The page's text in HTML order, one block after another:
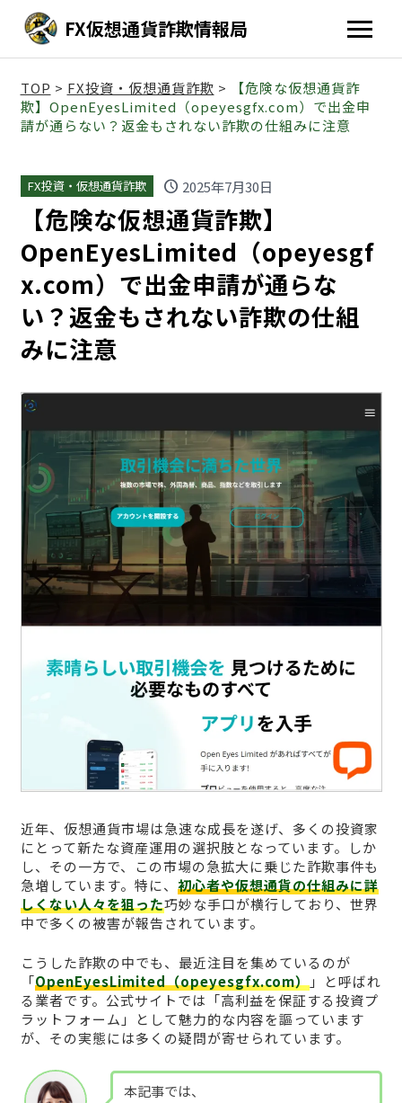
FX仮想通貨詐欺情報局
TOP > FX投資・仮想通貨詐欺 >
【危険な仮想通貨詐
欺】OpenEyesLimited（opeyesgfx.com）で出金申
請が通らない？返金もされない詐欺の仕組みに注意
FX投資・仮想通貨詐欺 schedule 2025年7月30日
【危険な仮想通貨詐欺】
OpenEyesLimited（opeyesgf
x.com）で出金申請が通らな
い？返金もされない詐欺の仕組
みに注意
近年、仮想通貨市場は急速な成長を遂げ、多くの投資家
にとって新たな資産運用の選択肢となっています。しか
し、その一方で、この市場の急拡大に乗じた詐欺事件も
急増しています。特に、 初心者や仮想通貨の仕組みに詳
しくない人々を狙った巧妙な手口が横行しており、世界
中で多くの被害が報告されています。
こうした詐欺の中でも、最近注目を集めているのが
「OpenEyesLimited（opeyesgfx.com）」と呼ばれ
る業者です。公式サイトでは「高利益を保証する投資プ
ラットフォーム」として魅力的な内容を謳っています
が、その実態には多くの疑問が寄せられています。
本記事では、